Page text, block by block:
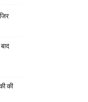
की